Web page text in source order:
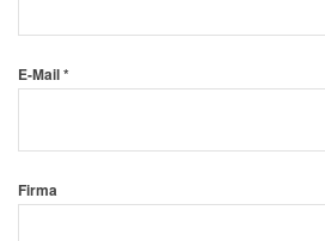
E-Mail *
Firma